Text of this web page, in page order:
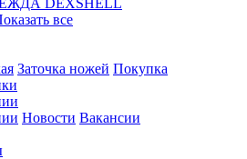
DEXSHELL
все
Заточка ножей Покупка
Новости Вакансии